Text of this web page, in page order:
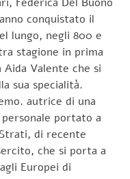
conquistato il
lungo, negli 800 e
stagione in prima
Aida Valente che si
sua specialità.
autrice di una
portato a
di recente
che si porta a
Europei di